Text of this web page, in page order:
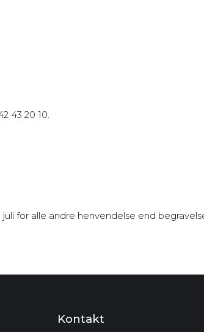
43 20 10.
for alle andre henvendelse end
Kontakt